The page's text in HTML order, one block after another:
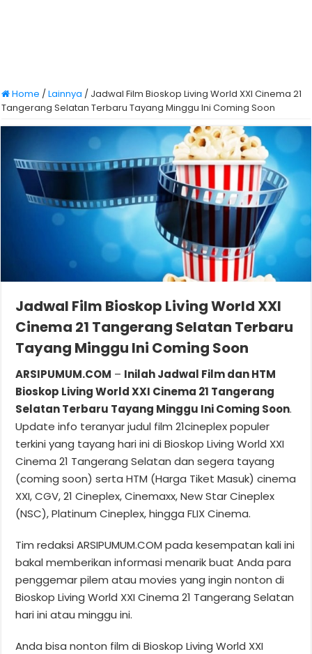
Home /Lainnya / Jadwal Film Bioskop Living World XXI Cinema 21
Tangerang Selatan Terbaru Tayang Minggu Ini Coming Soon
Jadwal Film Bioskop Living World XXI
Cinema 21 Tangerang Selatan Terbaru
Tayang Minggu Ini Coming Soon
ARSIPUMUM.COM – Inilah Jadwal Film dan HTM
Bioskop Living World XXI Cinema 21 Tangerang
Selatan Terbaru Tayang Minggu Ini Coming Soon.
Update info teranyar judul film 21cineplex populer
terkini yang tayang hari ini di Bioskop Living World XXI
Cinema 21 Tangerang Selatan dan segera tayang
(coming soon) serta HTM (Harga Tiket Masuk) cinema
XXI, CGV, 21 Cineplex, Cinemaxx, New Star Cineplex
(NSC), Platinum Cineplex, hingga FLIX Cinema.
Tim redaksi ARSIPUMUM.COM pada kesempatan kali ini
bakal memberikan informasi menarik buat Anda para
penggemar pilem atau movies yang ingin nonton di
Bioskop Living World XXI Cinema 21 Tangerang Selatan
hari ini atau minggu ini.
Anda bisa nonton film di Bioskop Living World XXI